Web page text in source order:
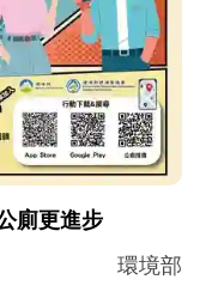
廁更進步
環境部